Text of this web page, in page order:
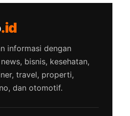
.id
informasi dengan
bisnis, kesehatan,
travel, properti,
dan otomotif.